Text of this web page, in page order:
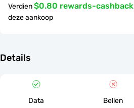
Verdien$0.80 rewards-cashback
deze aankoop
Details
Data Bellen